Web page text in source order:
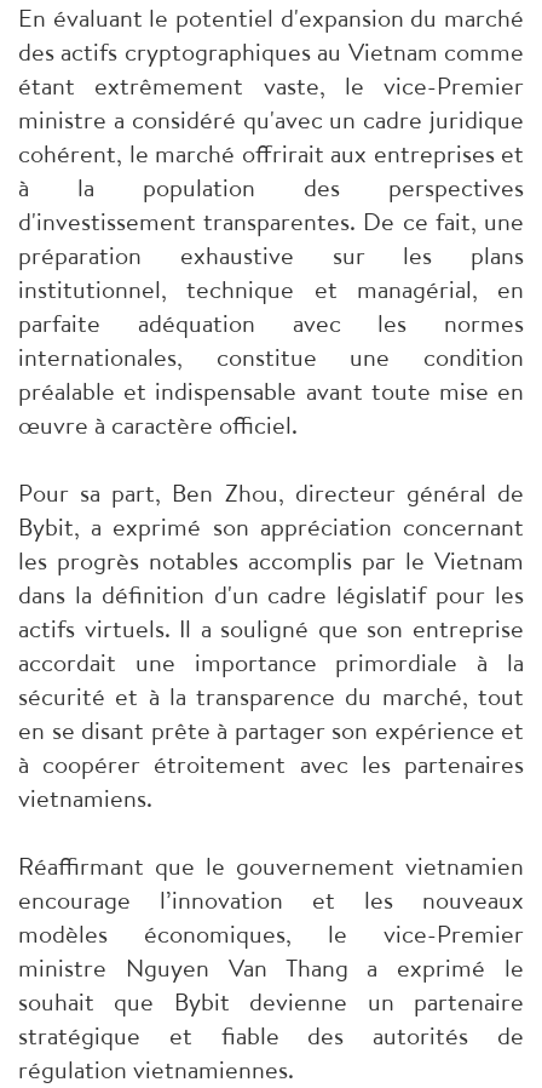
En évaluant le potentiel d'expansion du marché
des actifs cryptographiques au Vietnam comme
étant extrêmement vaste, le vice-Premier
ministre a considéré qu'avec un cadre juridique
cohérent, le marché offrirait aux entreprises et
à la population des perspectives
d'investissement transparentes. De ce fait, une
préparation exhaustive sur les plans
institutionnel, technique et managérial, en
parfaite adéquation avec les normes
internationales, constitue une condition
préalable et indispensable avant toute mise en
œuvre à caractère officiel.
Pour sa part, Ben Zhou, directeur général de
Bybit, a exprimé son appréciation concernant
les progrès notables accomplis par le Vietnam
dans la définition d'un cadre législatif pour les
actifs virtuels. Il a souligné que son entreprise
accordait une importance primordiale à la
sécurité et à la transparence du marché, tout
en se disant prête à partager son expérience et
à coopérer étroitement avec les partenaires
vietnamiens.
Réaffirmant que le gouvernement vietnamien
encourage l’innovation et les nouveaux
modèles économiques, le vice-Premier
ministre Nguyen Van Thang a exprimé le
souhait que Bybit devienne un partenaire
stratégique et fiable des autorités de
régulation vietnamiennes.